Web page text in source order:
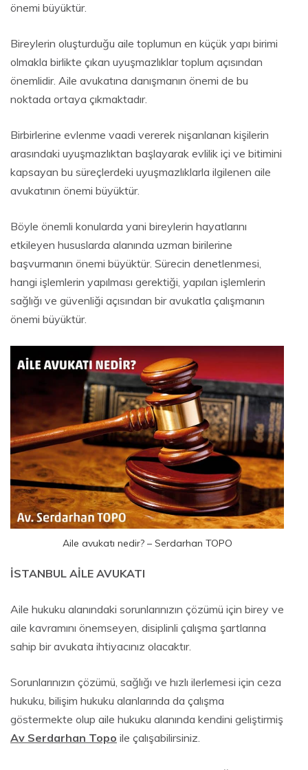
önemi büyüktür.
Bireylerin oluşturduğu aile toplumun en küçük yapı birimi
olmakla birlikte çıkan uyuşmazlıklar toplum açısından
önemlidir. Aile avukatına danışmanın önemi de bu
noktada ortaya çıkmaktadır.
Birbirlerine evlenme vaadi vererek nişanlanan kişilerin
arasındaki uyuşmazlıktan başlayarak evlilik içi ve bitimini
kapsayan bu süreçlerdeki uyuşmazlıklarla ilgilenen aile
avukatının önemi büyüktür.
Böyle önemli konularda yani bireylerin hayatlarını
etkileyen hususlarda alanında uzman birilerine
başvurmanın önemi büyüktür. Sürecin denetlenmesi,
hangi işlemlerin yapılması gerektiği, yapılan işlemlerin
sağlığı ve güvenliği açısından bir avukatla çalışmanın
önemi büyüktür.
Aile avukatı nedir? – Serdarhan TOPO
İSTANBUL AİLE AVUKATI
Aile hukuku alanındaki sorunlarınızın çözümü için birey ve
aile kavramını önemseyen, disiplinli çalışma şartlarına
sahip bir avukata ihtiyacınız olacaktır.
Sorunlarınızın çözümü, sağlığı ve hızlı ilerlemesi için ceza
hukuku, bilişim hukuku alanlarında da çalışma
göstermekte olup aile hukuku alanında kendini geliştirmiş
Av Serdarhan Topo ile çalışabilirsiniz.